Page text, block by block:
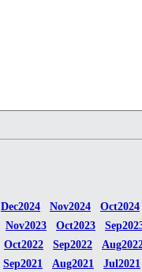
Dec2024 Nov2024
Oct2024
Nov2023 Oct2023
Oct2022 Sep2022
Sep2021 Aug2021
Jul2021